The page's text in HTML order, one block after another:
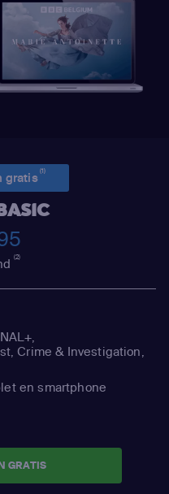
gratis(1)
(2)
Crime & Investigation,
en smartphone
GRATIS